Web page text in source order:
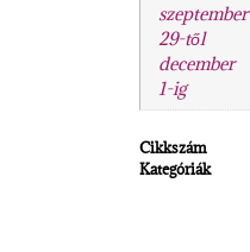
szeptember
29-től
december
1-ig
Cikkszám
Kategóriák